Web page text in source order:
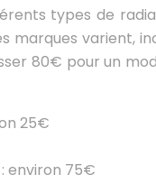
types de
marques
80€ pour un
25€
environ 75€